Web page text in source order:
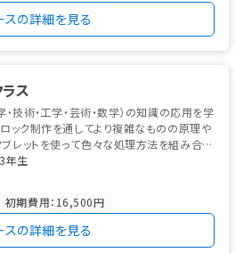
スの詳細を見る
ス
・技術・工学・芸術・数学）の知識の応用を学
ロック制作を通してより複雑なものの原理や
レットを使って色々な処理方法を組み合わ
...
年生
初期費用：16,500円
スの詳細を見る